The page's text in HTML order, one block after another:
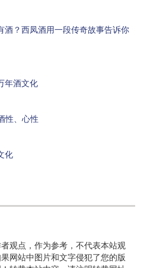
酒？西凤酒用一段传奇故事告诉你
年酒文化
性、心性
化
观点，作为参考，不代表本站观
网站中图片和文字侵犯了您的版